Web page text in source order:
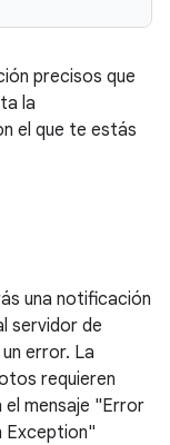
precisos que
la
el que te estás
una notificación
servidor de
error. La
requieren
mensaje "Error